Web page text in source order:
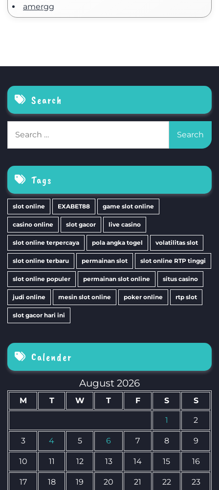
amergg
Search
for:
Tags
slot online EXABET88 game slot online
casino online slot gacor live casino
slot online terpercaya pola angka togel volatilitas slot
slot online terbaru permainan slot slot online RTP tinggi
slot online populer permainan slot online situs casino
judi online mesin slot online poker online rtp slot
slot gacor hari ini
Calender
August 2026
M T W T F S S
1 2
3 4 5 6 7 8 9
10 11 12 13 14 15 16
17 18 19 20 21 22 23